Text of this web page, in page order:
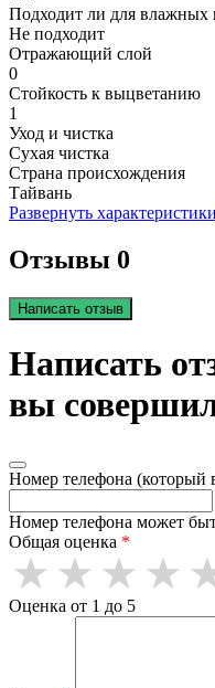
Подходит ли для
Не подходит
Отражающий слой
0
Стойкость к выцветанию
1
Уход и чистка
Сухая чистка
Страна происхождения
Тайвань
Развернуть характеристики
Отзывы 0
Написать отзыв
Написать
вы
Номер телефона (который
Номер телефона может
Общая оценка *
Оценка от 1 до 5